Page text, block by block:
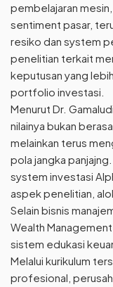
pembelajaran
sentiment pasar,
resiko dan system
penelitian terkait
keputusan yang
portfolio investasi.
Menurut Dr.
nilainya bukan
melainkan terus
pola jangka
system investasi
aspek penelitian,
Selain bisnis
Wealth
sistem edukasi
Melalui kurikulum
profesional,